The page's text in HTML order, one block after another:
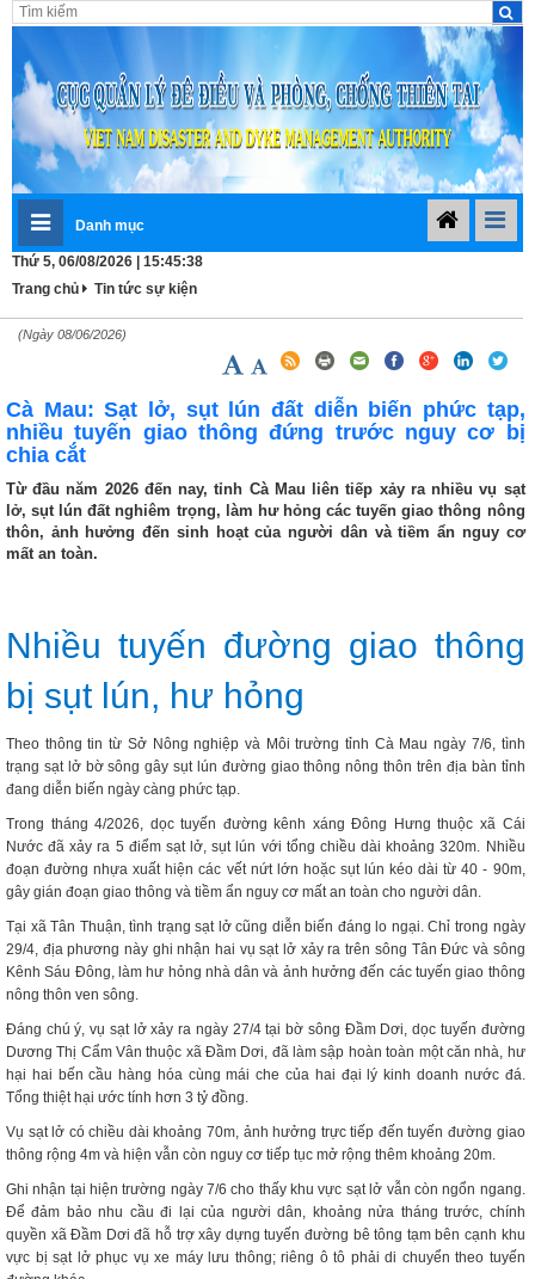
Danh mục
Thứ 5, 06/08/2026 | 15:45:39
Trang chủ
Tin tức sự kiện
(Ngày 08/06/2026)
Cà Mau: Sạt lở, sụt lún đất diễn biến phức tạp,
nhiều tuyến giao thông đứng trước nguy cơ bị
chia cắt
Từ đầu năm 2026 đến nay, tỉnh Cà Mau liên tiếp xảy ra nhiều vụ sạt
lở, sụt lún đất nghiêm trọng, làm hư hỏng các tuyến giao thông nông
thôn, ảnh hưởng đến sinh hoạt của người dân và tiềm ẩn nguy cơ
mất an toàn.
Nhiều tuyến đường giao thông
bị sụt lún, hư hỏng
Theo thông tin từ Sở Nông nghiệp và Môi trường tỉnh Cà Mau ngày 7/6, tình
trạng sạt lở bờ sông gây sụt lún đường giao thông nông thôn trên địa bàn tỉnh
đang diễn biến ngày càng phức tạp.
Trong tháng 4/2026, dọc tuyến đường kênh xáng Đông Hưng thuộc xã Cái
Nước đã xảy ra 5 điểm sạt lở, sụt lún với tổng chiều dài khoảng 320m. Nhiều
đoạn đường nhựa xuất hiện các vết nứt lớn hoặc sụt lún kéo dài từ 40 - 90m,
gây gián đoạn giao thông và tiềm ẩn nguy cơ mất an toàn cho người dân.
Tại xã Tân Thuận, tình trạng sạt lở cũng diễn biến đáng lo ngại. Chỉ trong ngày
29/4, địa phương này ghi nhận hai vụ sạt lở xảy ra trên sông Tân Đức và sông
Kênh Sáu Đông, làm hư hỏng nhà dân và ảnh hưởng đến các tuyến giao thông
nông thôn ven sông.
Đáng chú ý, vụ sạt lở xảy ra ngày 27/4 tại bờ sông Đầm Dơi, dọc tuyến đường
Dương Thị Cẩm Vân thuộc xã Đầm Dơi, đã làm sập hoàn toàn một căn nhà, hư
hại hai bến cầu hàng hóa cùng mái che của hai đại lý kinh doanh nước đá.
Tổng thiệt hại ước tính hơn 3 tỷ đồng.
Vụ sạt lở có chiều dài khoảng 70m, ảnh hưởng trực tiếp đến tuyến đường giao
thông rộng 4m và hiện vẫn còn nguy cơ tiếp tục mở rộng thêm khoảng 20m.
Ghi nhận tại hiện trường ngày 7/6 cho thấy khu vực sạt lở vẫn còn ngổn ngang.
Để đảm bảo nhu cầu đi lại của người dân, khoảng nửa tháng trước, chính
quyền xã Đầm Dơi đã hỗ trợ xây dựng tuyến đường bê tông tạm bên cạnh khu
vực bị sạt lở phục vụ xe máy lưu thông; riêng ô tô phải di chuyển theo tuyến